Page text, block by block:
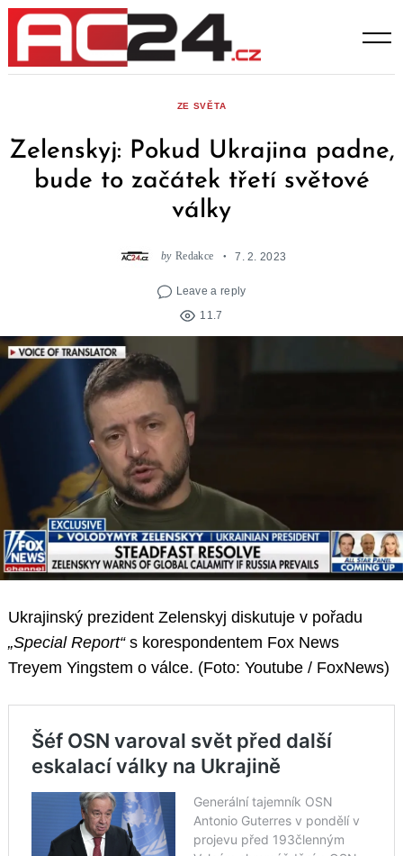
Skip
content
ZE SVĚTA
Zelenskyj: Pokud Ukrajina padne,
bude to začátek třetí světové
války
by Redakce 7. 2. 2023
Leave a reply
11.7
Ukrajinský prezident Zelenskyj diskutuje v pořadu
„Special Report“ s korespondentem Fox News
Treyem Yingstem o válce. (Foto: Youtube / FoxNews)